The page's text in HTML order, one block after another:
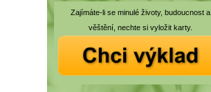
Zajímáte-li se minulé životy, budoucnost a
věštění, nechte si vyložit karty.